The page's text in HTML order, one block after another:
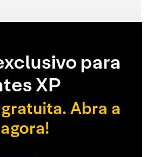
para
XP
Abra a